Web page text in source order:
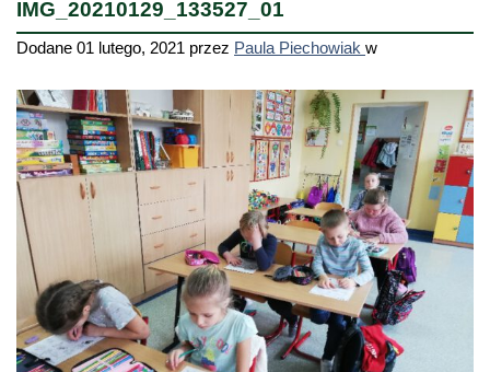
IMG_20210129_133527_01
Dodane 01 lutego, 2021 przez Paula Piechowiak w